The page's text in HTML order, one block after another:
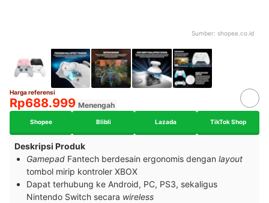
Sumber: shopee.co.id
Harga referensi
Rp688.999 Menengah
Shopee Blibli Lazada TikTok Shop
Deskripsi Produk
Gamepad Fantech berdesain ergonomis dengan layout
tombol mirip kontroler XBOX
Dapat terhubung ke Android, PC, PS3, sekaligus
Nintendo Switch secara wireless